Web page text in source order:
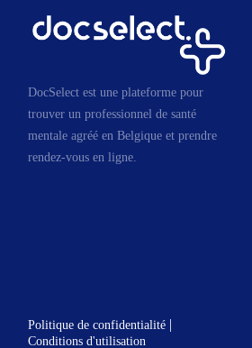
DocSelect est une plateforme pour
trouver un professionnel de santé
mentale agréé en Belgique et prendre
rendez-vous en ligne.
Politique de confidentialité |
Conditions d'utilisation